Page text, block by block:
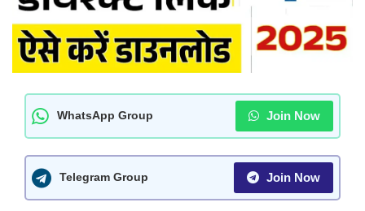
WhatsApp Group Join Now
Telegram Group Join Now